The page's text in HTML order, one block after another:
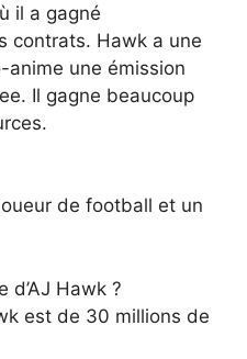
il a gagné
contrats. Hawk a une
une émission
Il gagne beaucoup
de football et un
d’AJ Hawk ?
est de 30 millions de